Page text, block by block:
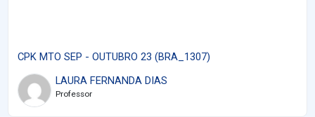
CPK MTO SEP - OUTUBRO 23 (BRA_1307)
LAURA FERNANDA DIAS
Professor